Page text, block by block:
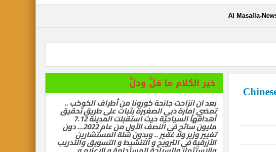
Al
خير الكلام ما قلَّ ودلَّ
بعد ان انزاحت جائحة كورونا من أطراف الكوكب ..
تمضي إمارة دبي الصغيرة بثبات على طريق تحقيق
أهدافها السياحية حيث استقبلت المدينة 7.12
مليون سائح في النصف الأول من عام 2022… دون
تغيير وزير ولا غفير .. وبدون شلة المستشارين
الأزرقية في الترويج و التنشيط و التسويق والتدريب